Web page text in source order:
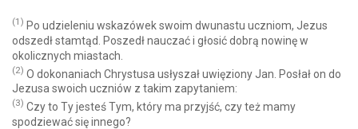
(1) Po udzieleniu wskazówek swoim dwunastu uczniom, Jezus
odszedł stamtąd. Poszedł nauczać i głosić dobrą nowinę w
okolicznych miastach.
(2) O dokonaniach Chrystusa usłyszał uwięziony Jan. Posłał on do
Jezusa swoich uczniów z takim zapytaniem:
(3) Czy to Ty jesteś Tym, który ma przyjść, czy też mamy
spodziewać się innego?